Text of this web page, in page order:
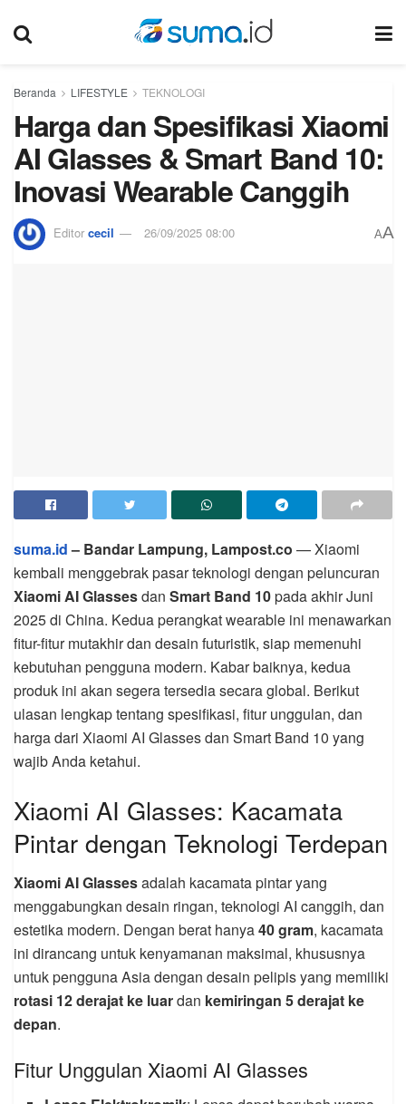
Beranda LIFESTYLE TEKNOLOGI
Harga dan Spesifikasi Xiaomi
AI Glasses & Smart Band 10:
Inovasi Wearable Canggih
Editor cecil 26/09/2025 08:00 AA
suma.id– Bandar Lampung, Lampost.co — Xiaomi
kembali menggebrak pasar teknologi dengan peluncuran
Xiaomi AI Glassesdan Smart Band 10pada akhir Juni
2025 di China. Kedua perangkat wearable ini menawarkan
fitur-fitur mutakhir dan desain futuristik, siap memenuhi
kebutuhan pengguna modern. Kabar baiknya, kedua
produk ini akan segera tersedia secara global. Berikut
ulasan lengkap tentang spesifikasi, fitur unggulan, dan
harga dari Xiaomi AI Glasses dan Smart Band 10 yang
wajib Anda ketahui.
Xiaomi AI Glasses: Kacamata
Pintar dengan Teknologi Terdepan
Xiaomi AI Glassesadalah kacamata pintar yang
menggabungkan desain ringan, teknologi AI canggih, dan
estetika modern. Dengan berat hanya40 gram, kacamata
ini dirancang untuk kenyamanan maksimal, khususnya
untuk pengguna Asia dengan desain pelipis yang memiliki
rotasi 12 derajat ke luardan kemiringan 5 derajat ke
depan.
Fitur Unggulan Xiaomi AI Glasses